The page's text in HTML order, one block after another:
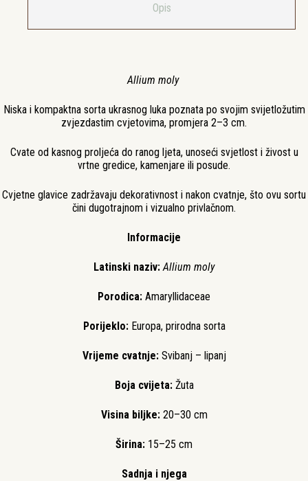
Opis
Allium moly
Niska i kompaktna sorta ukrasnog luka poznata po svojim svijetložutim
zvjezdastim cvjetovima, promjera 2–3 cm.
Cvate od kasnog proljeća do ranog ljeta, unoseći svjetlost i živost u
vrtne gredice, kamenjare ili posude.
Cvjetne glavice zadržavaju dekorativnost i nakon cvatnje, što ovu sortu
čini dugotrajnom i vizualno privlačnom.
Informacije
Latinski naziv: Allium moly
Porodica: Amaryllidaceae
Porijeklo: Europa, prirodna sorta
Vrijeme cvatnje:Svibanj – lipanj
Boja cvijeta: Žuta
Visina biljke: 20–30 cm
Širina: 15–25 cm
Sadnja i njega